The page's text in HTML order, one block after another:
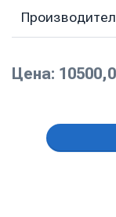
Цена: